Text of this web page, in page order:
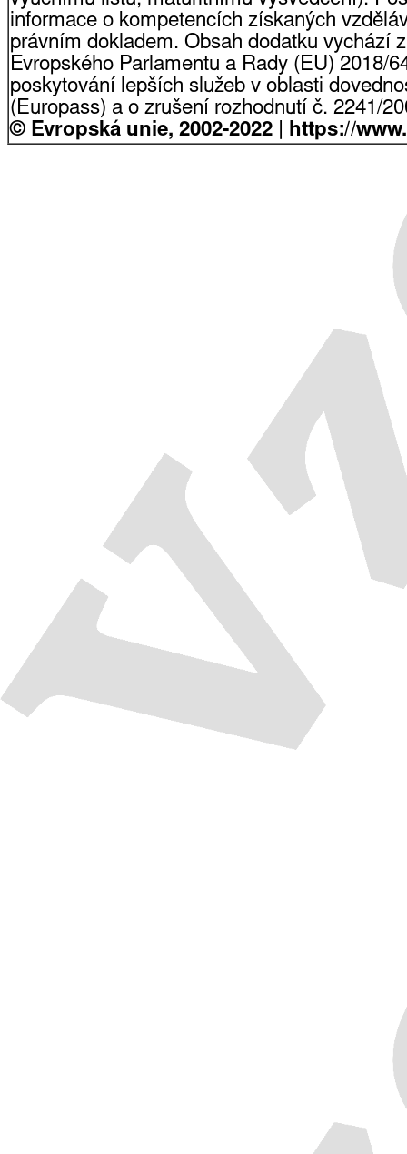
informace o kompetencích získaných
právním dokladem. Obsah dodatku vychází
Evropského Parlamentu a Rady (EU) 2018/
poskytování lepších služeb v oblasti
(Europass) a o zrušení rozhodnutí č. 2241/
© Evropská unie, 2002-2022 | https://